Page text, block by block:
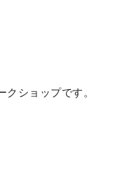
ショップです。